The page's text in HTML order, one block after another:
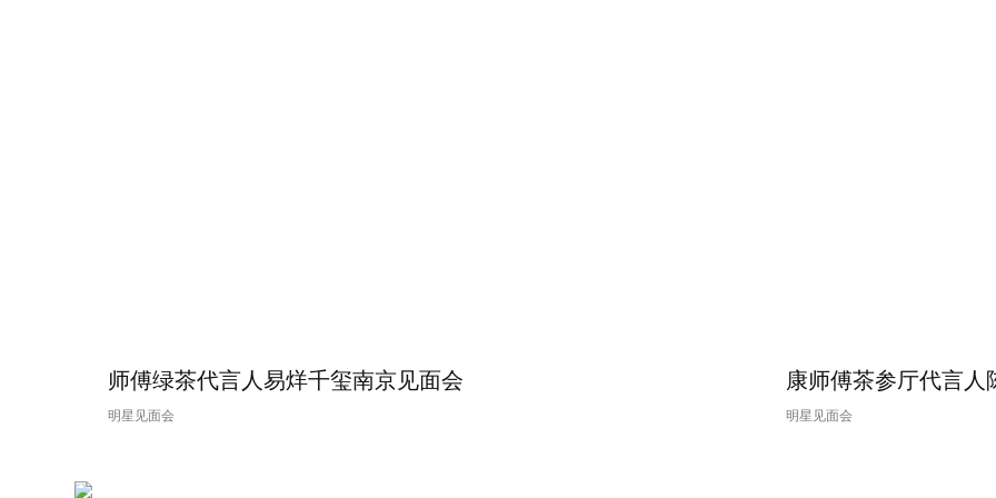
师傅绿茶代言人易烊千玺南京见面会
明星见面会
康师傅茶参厅代言人
明星见面会